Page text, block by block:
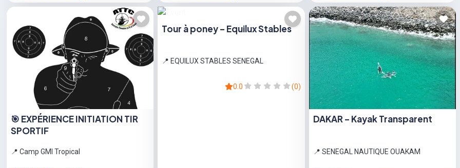
🎯 EXPÉRIENCE INITIATION TIR
SPORTIF
📍 Camp GMI Tropical
Tour à poney – Equilux Stables
📍 EQUILUX STABLES SENEGAL
0.0 (0)
DAKAR – Kayak Transparent
📍 SENEGAL NAUTIQUE OUAKAM